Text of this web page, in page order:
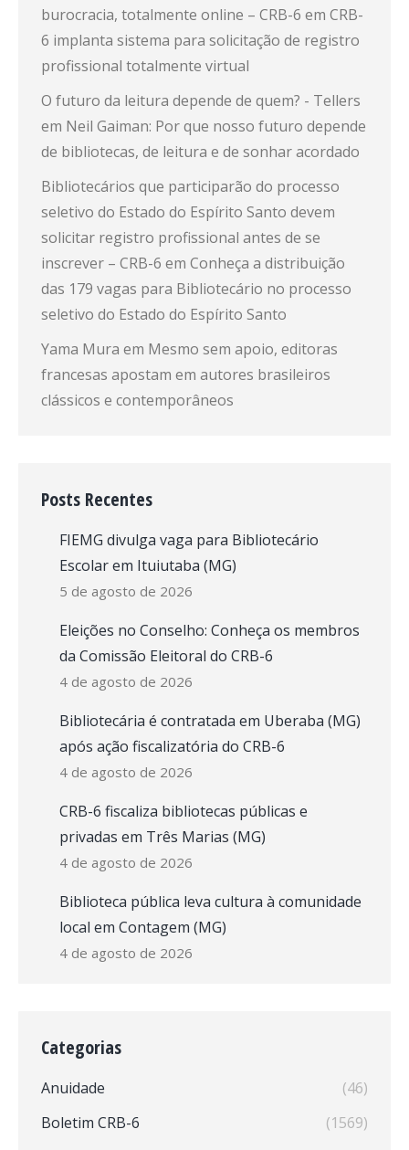
burocracia, totalmente online – CRB-6 em CRB-
6 implanta sistema para solicitação de registro
profissional totalmente virtual
O futuro da leitura depende de quem? - Tellers
em Neil Gaiman: Por que nosso futuro depende
de bibliotecas, de leitura e de sonhar acordado
Bibliotecários que participarão do processo
seletivo do Estado do Espírito Santo devem
solicitar registro profissional antes de se
inscrever – CRB-6 em Conheça a distribuição
das 179 vagas para Bibliotecário no processo
seletivo do Estado do Espírito Santo
Yama Mura em Mesmo sem apoio, editoras
francesas apostam em autores brasileiros
clássicos e contemporâneos
Posts Recentes
FIEMG divulga vaga para Bibliotecário
Escolar em Ituiutaba (MG)
5 de agosto de 2026
Eleições no Conselho: Conheça os membros
da Comissão Eleitoral do CRB-6
4 de agosto de 2026
Bibliotecária é contratada em Uberaba (MG)
após ação fiscalizatória do CRB-6
4 de agosto de 2026
CRB-6 fiscaliza bibliotecas públicas e
privadas em Três Marias (MG)
4 de agosto de 2026
Biblioteca pública leva cultura à comunidade
local em Contagem (MG)
4 de agosto de 2026
Categorias
Anuidade
(46)
Boletim CRB-6
(1569)